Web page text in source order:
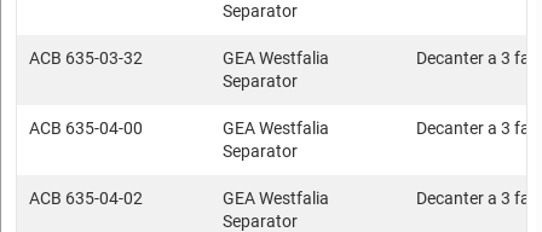
Separator
ACB 635-03-32
GEA Westfalia
Separator
Decanter a 3 fasi
ACB 635-04-00
GEA Westfalia
Separator
Decanter a 3 fasi
ACB 635-04-02
GEA Westfalia
Separator
Decanter a 3 fasi